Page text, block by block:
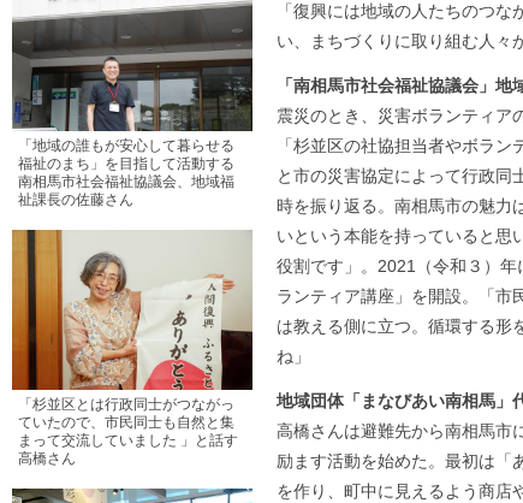
「復興には地域の人たちのつ
い、まちづくりに取り組む人々
「南相馬市社会福祉協議会」
震災のとき、災害ボランティア
「杉並区の社協担当者やボラ
と市の災害協定によって行政同
時を振り返る。南相馬市の魅力
いという本能を持っていると思
役割です」。2021（令和３）
ランティア講座」を開設。「市
は教える側に立つ。循環する形
ね」
地域団体「まなびあい南相馬」
高橋さんは避難先から南相馬市
励ます活動を始めた。最初は「
を作り、町中に見えるよう商店
「地域の誰もが安心して暮らせる
福祉のまち」を目指して活動する
南相馬市社会福祉協議会、地域福
祉課長の佐藤さん
「杉並区とは行政同士がつながっ
ていたので、市民同士も自然と集
まって交流していました 」と話す
高橋さん